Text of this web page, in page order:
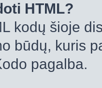
HTML?
kodų šioje
būdų, kuris
pagalba.